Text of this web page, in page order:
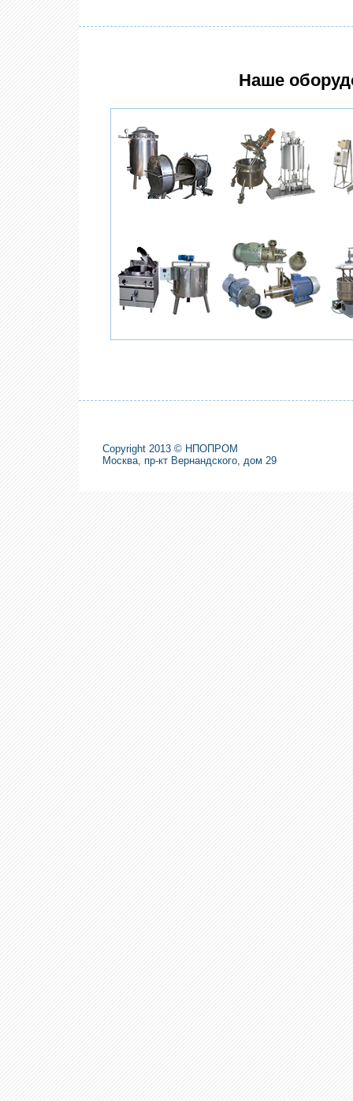
Наше
Copyright 2013 © НПОПРОМ
Москва, пр-кт Вернандского, дом 29